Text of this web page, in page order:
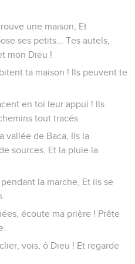
une maison, Et
ses petits... Tes autels,
mon Dieu !
ta maison ! Ils peuvent te
en toi leur appui ! Ils
tout tracés.
vallée de Baca, Ils la
sources, Et la pluie la
la marche, Et ils se
écoute ma prière ! Prête
vois, ô Dieu ! Et regarde